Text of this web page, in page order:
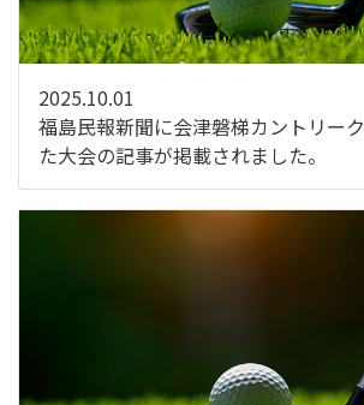
2025.10.01
福島民報新聞に会津磐梯カントリー
た大会の記事が掲載されました。